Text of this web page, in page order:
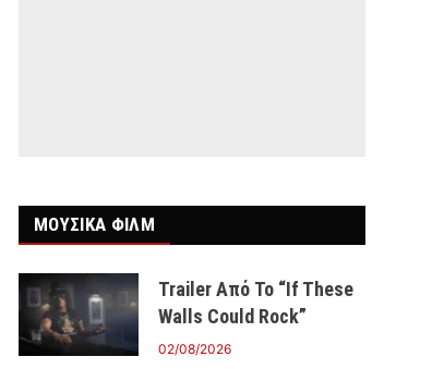
ΜΟΥΣΙΚΑ ΦΙΛΜ
Trailer Από Το “If These
Walls Could Rock”
02/08/2026